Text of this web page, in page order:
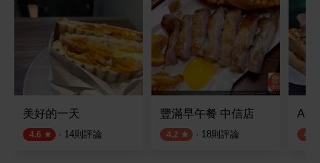
美好的一天
4.6 · 14則評論
豐滿早午餐 中信店
4.2 · 18則評論 4.2